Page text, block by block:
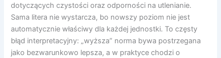
dotyczących czystości oraz odporności na utlenianie.
Sama litera nie wystarcza, bo nowszy poziom nie jest
automatycznie właściwy dla każdej jednostki. To częsty
błąd interpretacyjny: „wyższa” norma bywa postrzegana
jako bezwarunkowo lepsza, a w praktyce chodzi o